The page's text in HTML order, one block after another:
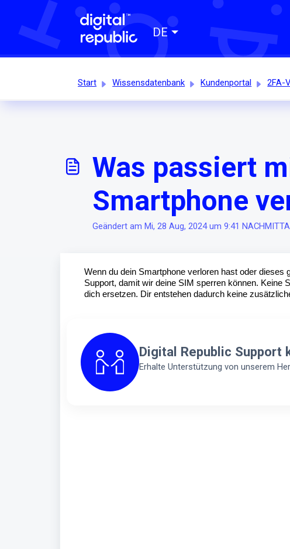
DE
Start Wissensdatenbank Kundenportal 2FA-
Was passiert
Smartphone
Geändert am Mi, 28 Aug, 2024 um 9:41
Wenn du dein Smartphone verloren hast oder
Support, damit wir deine SIM sperren können. Keine
dich ersetzen. Dir entstehen dadurch keine
Digital Republic Support
Erhalte Unterstützung von unserem